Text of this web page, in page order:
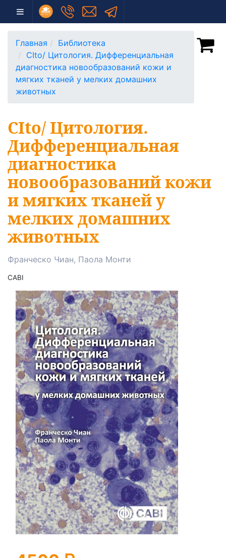
Главная
Библиотека
CIto/ Цитология. Дифференциальная
диагностика новообразований кожи и
мягких тканей у мелких домашних
животных
CIto/ Цитология.
Дифференциальная
диагностика
новообразований кожи
и мягких тканей у
мелких домашних
животных
Франческо Чиан, Паола Монти
CABI